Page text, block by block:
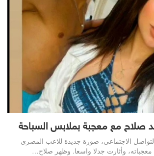
صلاح مع معجبة بملابس السباحة
الاجتماعي، صورة جديدة للاعب المصري
وأثارت جدلا واسعا. وظهر صلاح…